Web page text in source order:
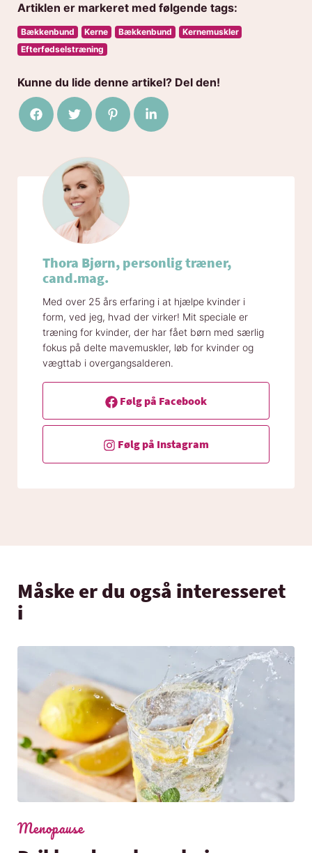
Artiklen er markeret med følgende tags:
Bækkenbund Kerne Bækkenbund
Kernemuskler
Efterfødselstræning
Kunne du lide denne artikel? Del den!
Del på Facebook
Del på TwitterDel på Pinterest
Del på LinkedIn
Thora Bjørn, personlig træner,
cand.mag.
Med over 25 års erfaring i at hjælpe kvinder i
form, ved jeg, hvad der virker! Mit speciale er
træning for kvinder, der har fået børn med særlig
fokus på delte mavemuskler, løb for kvinder og
vægttab i overgangsalderen.
Følg på Facebook
Følg på Instagram
Måske er du også interesseret
i
Menopause